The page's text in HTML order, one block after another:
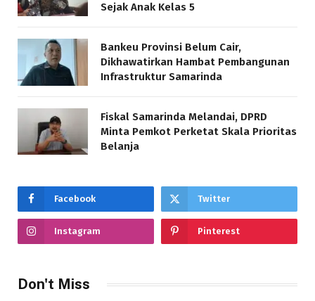
Sejak Anak Kelas 5
Bankeu Provinsi Belum Cair,
Dikhawatirkan Hambat Pembangunan
Infrastruktur Samarinda
Fiskal Samarinda Melandai, DPRD
Minta Pemkot Perketat Skala Prioritas
Belanja
Facebook Twitter
Instagram Pinterest
Don't Miss